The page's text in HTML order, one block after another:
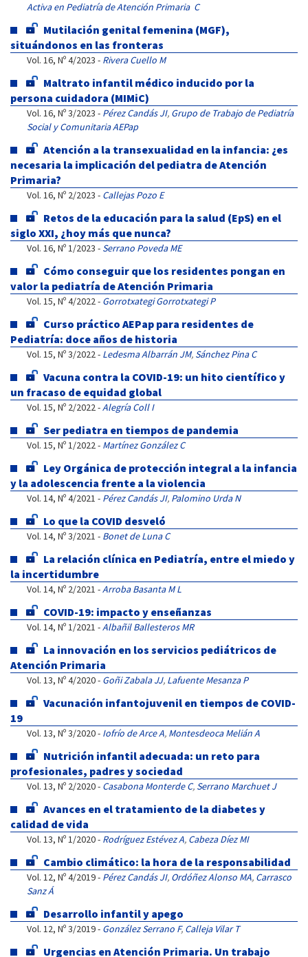
Activa en Pediatría de Atención Primaria C
Mutilación genital femenina (MGF),
situándonos en las fronteras
Vol. 16, Nº 4/2023 - Rivera Cuello M
Maltrato infantil médico inducido por la
persona cuidadora (MIMiC)
Vol. 16, Nº 3/2023 - Pérez Candás JI, Grupo de Trabajo de Pediatría
Social y Comunitaria AEPap
Atención a la transexualidad en la infancia: ¿es
necesaria la implicación del pediatra de Atención
Primaria?
Vol. 16, Nº 2/2023 - Callejas Pozo E
Retos de la educación para la salud (EpS) en el
siglo XXI, ¿hoy más que nunca?
Vol. 16, Nº 1/2023 - Serrano Poveda ME
Cómo conseguir que los residentes pongan en
valor la pediatría de Atención Primaria
Vol. 15, Nº 4/2022 - Gorrotxategi Gorrotxategi P
Curso práctico AEPap para residentes de
Pediatría: doce años de historia
Vol. 15, Nº 3/2022 - Ledesma Albarrán JM, Sánchez Pina C
Vacuna contra la COVID-19: un hito científico y
un fracaso de equidad global
Vol. 15, Nº 2/2022 -Alegría Coll I
Ser pediatra en tiempos de pandemia
Vol. 15, Nº 1/2022 - Martínez González C
Ley Orgánica de protección integral a la infancia
y la adolescencia frente a la violencia
Vol. 14, Nº 4/2021 - Pérez Candás JI, Palomino Urda N
Lo que la COVID desveló
Vol. 14, Nº 3/2021 - Bonet de Luna C
La relación clínica en Pediatría, entre el miedo y
la incertidumbre
Vol. 14, Nº 2/2021 -Arroba Basanta M L
COVID-19: impacto y enseñanzas
Vol. 14, Nº 1/2021 -Albañil Ballesteros MR
La innovación en los servicios pediátricos de
Atención Primaria
Vol. 13, Nº 4/2020 - Goñi Zabala JJ, Lafuente Mesanza P
Vacunación infantojuvenil en tiempos de COVID-
19
Vol. 13, Nº 3/2020 - Iofrío de Arce A, Montesdeoca Melián A
Nutrición infantil adecuada: un reto para
profesionales, padres y sociedad
Vol. 13, Nº 2/2020 - Casabona Monterde C, Serrano Marchuet J
Avances en el tratamiento de la diabetes y
calidad de vida
Vol. 13, Nº 1/2020 - Rodríguez Estévez A, Cabeza Díez MI
Cambio climático: la hora de la responsabilidad
Vol. 12, Nº 4/2019 - Pérez Candás JI, Ordóñez Alonso MA, Carrasco
Sanz Á
Desarrollo infantil y apego
Vol. 12, Nº 3/2019 - González Serrano F, Calleja Vilar T
Urgencias en Atención Primaria. Un trabajo